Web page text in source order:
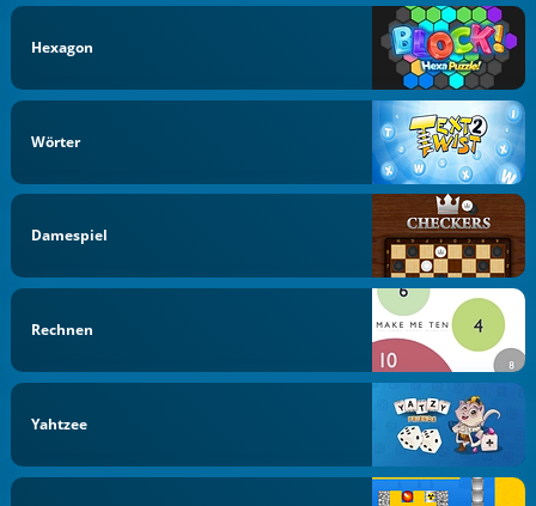
Hexagon
Wörter
Damespiel
Rechnen
Yahtzee